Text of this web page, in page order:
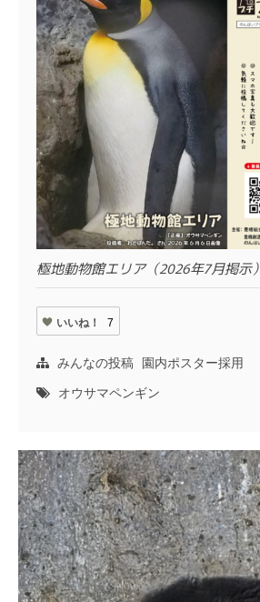
極地動物館エリア（2026年7月掲示）
いいね！ 7
みんなの投稿
園内ポスター採用
オウサマペンギン